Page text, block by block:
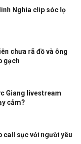
Nghia clip sóc lọ
chưa rã đồ và ông
gạch
Giang livestream
cảm?
call sục với người yêu